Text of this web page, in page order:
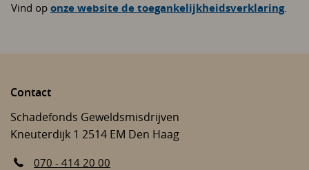
Vind op onze website de toegankelijkheidsverklaring.
Contact
Schadefonds Geweldsmisdrijven
Kneuterdijk 1 2514 EM Den Haag
070 - 414 20 00